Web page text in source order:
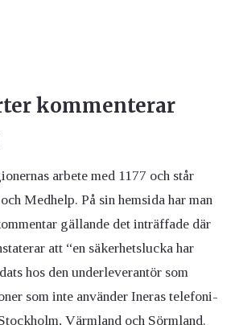
kommenterar
arbete med 1177 och står
Medhelp. På sin hemsida har man
gällande det inträffade där
att “en säkerhetslucka har
hos den underleverantör som
som inte använder Ineras telefoni-
Värmland och Sörmland.